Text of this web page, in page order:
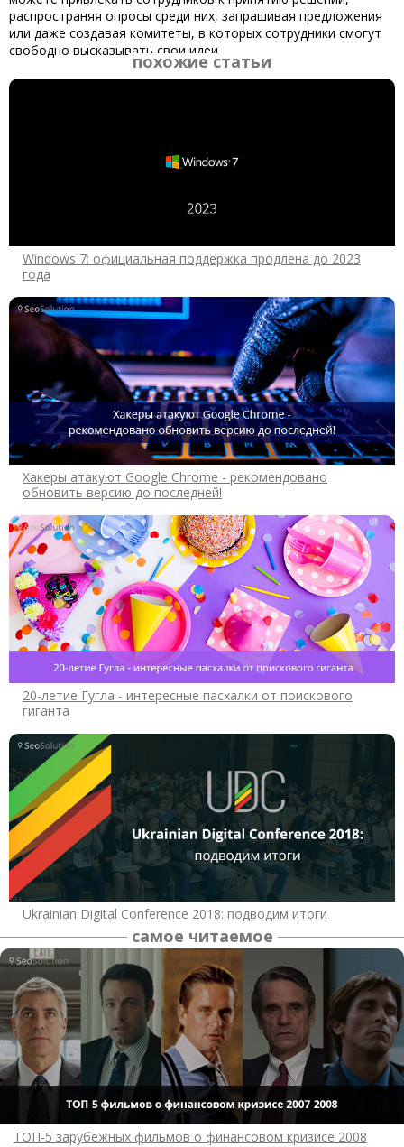
распространяя опросы среди них, запрашивая предложения
или даже создавая комитеты, в которых сотрудники смогут
свободно высказывать свои идеи.
похожие статьи
Windows 7: официальная поддержка продлена до 2023
года
Хакеры атакуют Google Chrome - рекомендовано
обновить версию до последней!
20-летие Гугла - интересные пасхалки от поискового
гиганта
Ukrainian Digital Conference 2018: подводим итоги
самое читаемое
ТОП-5 зарубежных фильмов о финансовом кризисе 2008